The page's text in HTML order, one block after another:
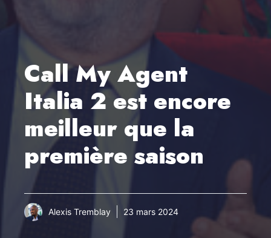
Call My Agent
Italia 2 est encore
meilleur que la
première saison
Alexis Tremblay 23 mars 2024